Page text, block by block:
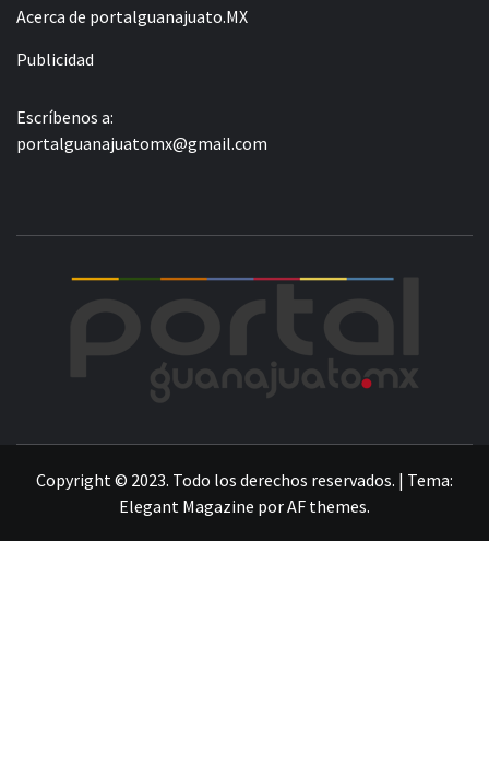
Acerca de portalguanajuato.MX
Publicidad
Escríbenos a:
portalguanajuatomx@gmail.com
Copyright © 2023. Todo los derechos reservados. | Tema:
Elegant Magazine porAF themes.